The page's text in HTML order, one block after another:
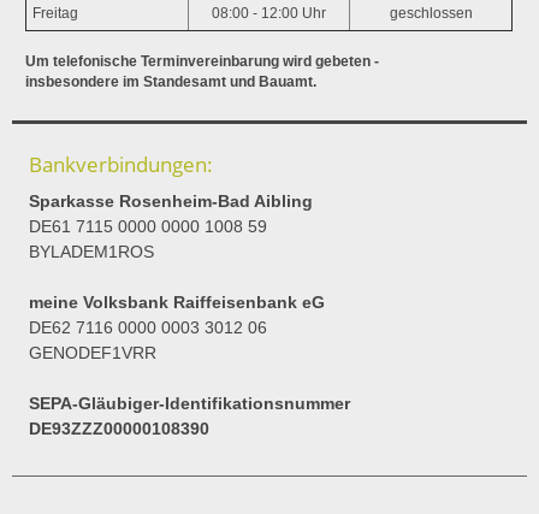
Freitag 08:00 - 12:00 Uhr geschlossen
Um telefonische Terminvereinbarung wird gebeten -
insbesondere im Standesamt und Bauamt.
Bankverbindungen:
Sparkasse Rosenheim-Bad Aibling
DE61 7115 0000 0000 1008 59
BYLADEM1ROS
meine Volksbank Raiffeisenbank eG
DE62 7116 0000 0003 3012 06
GENODEF1VRR
SEPA-Gläubiger-Identifikationsnummer
DE93ZZZ00000108390